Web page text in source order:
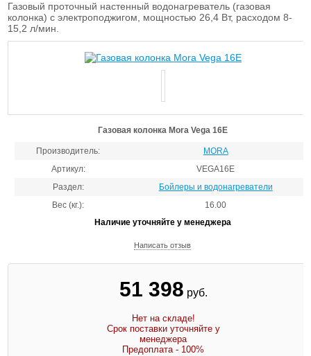
Газовый проточный настенный водонагреватель (газовая
колонка) с электроподжигом, мощностью 26,4 Вт, расходом 8-
15,2 л/мин.
Газовая колонка Mora Vega 16E
Производитель:
MORA
Артикул:
VEGA16E
Раздел:
Бойлеры и водонагреватели
Вес (кг.):
16.00
Наличие уточняйте у менеджера
Написать отзыв
51 398 руб.
Нет на складе!
Срок поставки уточняйте у
менеджера
Предоплата - 100%